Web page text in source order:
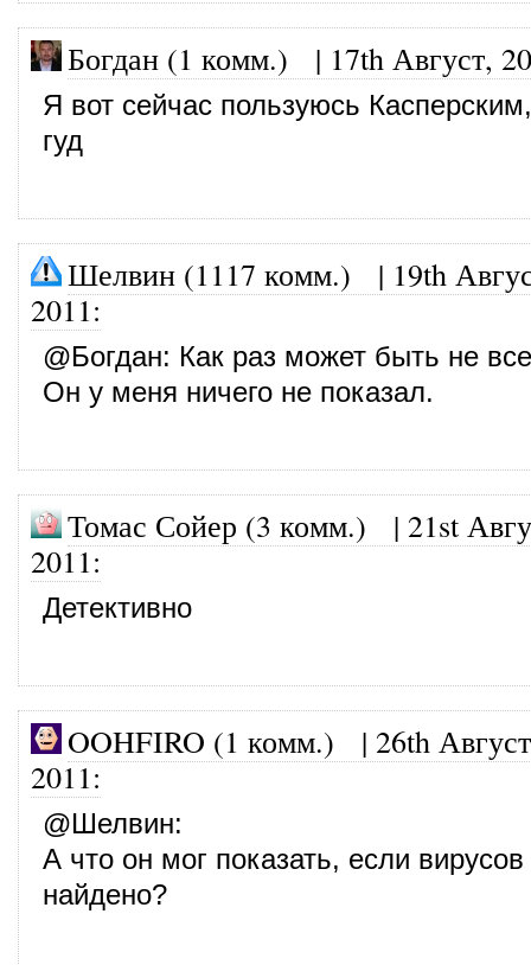
Богдан (1 комм.) | 17th Август,
Я вот сейчас пользуюсь
гуд
Шелвин (1117 комм.) | 19th
2011:
@Богдан: Как раз может быть не
Он у меня ничего не показал.
Томас Сойер (3 комм.) | 21st
2011:
Детективно
OOHFIRO (1 комм.) | 26th
2011:
@Шелвин:
А что он мог показать, если
найдено?